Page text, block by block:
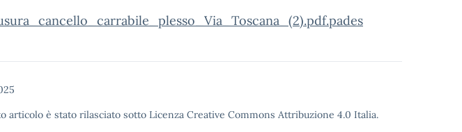
articolo è stato rilasciato sotto Licenza Creative Commons Attribuzione 4.0 Italia.